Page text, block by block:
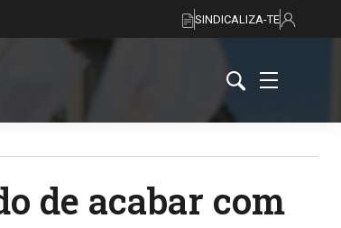
SINDICALIZA-TE
de acabar com